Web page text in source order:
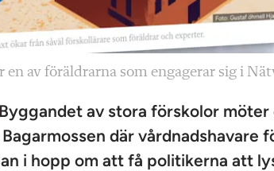
av föräldrarna som engagerar sig i
Byggandet av stora förskolor
där vårdnadshavare
i hopp om att få politikerna att